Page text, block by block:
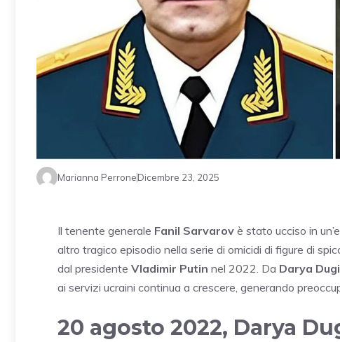
Marianna PerroneDicembre 23, 2025
Il tenente generale Fanil Sarvarov è stato ucciso in
altro tragico episodio nella serie di omicidi di figure di
dal presidente Vladimir Putin nel 2022. Da Darya
ai servizi ucraini continua a crescere, generando
20 agosto 2022, Darya